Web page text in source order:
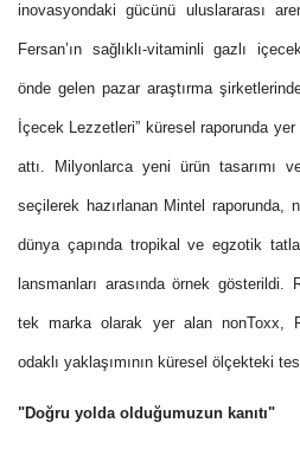
inovasyondaki gücünü uluslararası
Fersan’ın sağlıklı-vitaminli gazlı
önde gelen pazar araştırma
İçecek Lezzetleri” küresel raporunda
attı. Milyonlarca yeni ürün tasarımı
seçilerek hazırlanan Mintel raporunda,
dünya çapında tropikal ve egzotik
lansmanları arasında örnek
tek marka olarak yer alan nonToxx,
odaklı yaklaşımının küresel ölçekteki
"Doğru yolda olduğumuzun kanıtı"